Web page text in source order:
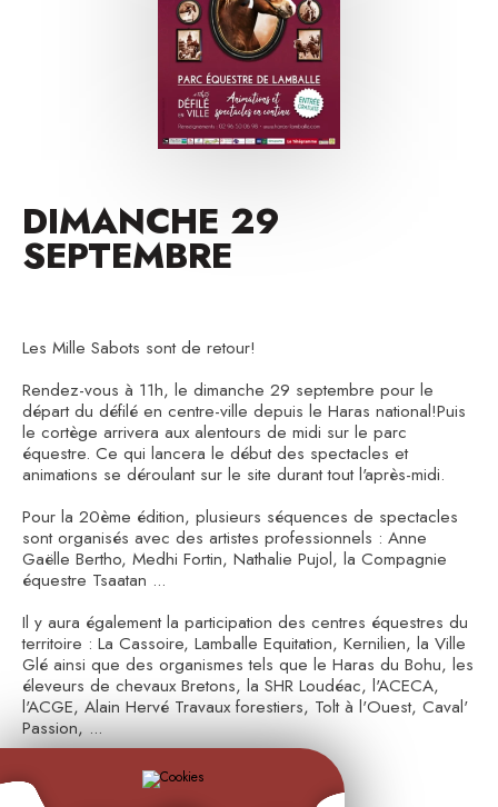
DIMANCHE 29
SEPTEMBRE
Les Mille Sabots sont de retour!
Rendez-vous à 11h, le dimanche 29 septembre pour le
départ du défilé en centre-ville depuis le Haras national!Puis
le cortège arrivera aux alentours de midi sur le parc
équestre. Ce qui lancera le début des spectacles et
animations se déroulant sur le site durant tout l'après-midi.
Pour la 20ème édition, plusieurs séquences de spectacles
sont organisés avec des artistes professionnels : Anne
Gaëlle Bertho, Medhi Fortin, Nathalie Pujol, la Compagnie
équestre Tsaatan ...
Il y aura également la participation des centres équestres du
territoire : La Cassoire, Lamballe Equitation, Kernilien, la Ville
Glé ainsi que des organismes tels que le Haras du Bohu, les
éleveurs de chevaux Bretons, la SHR Loudéac, l'ACECA,
l'ACGE, Alain Hervé Travaux forestiers, Tolt à l'Ouest, Caval'
Passion, ...